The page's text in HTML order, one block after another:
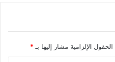
الحقول الإلزامية مشار إليها بـ *